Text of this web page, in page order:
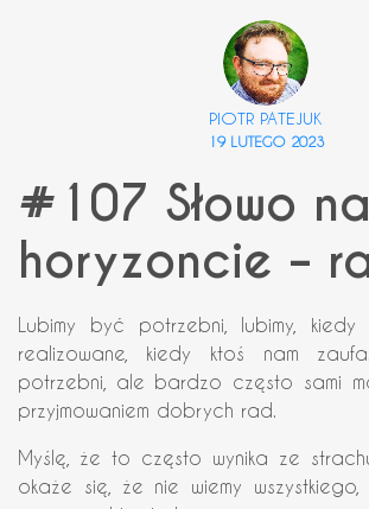
PIOTR PATEJUK
19 LUTEGO 2023
#107 Słowo na
horyzoncie –
Lubimy być potrzebni, lubimy,
realizowane, kiedy ktoś nam
potrzebni, ale bardzo często sami
przyjmowaniem dobrych rad.
Myślę, że to często wynika ze
okaże się, że nie wiemy wszystkiego,